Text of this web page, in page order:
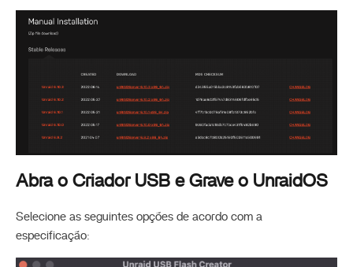
Abra o Criador USB e Grave o UnraidOS
Selecione as seguintes opções de acordo com a
especificação: